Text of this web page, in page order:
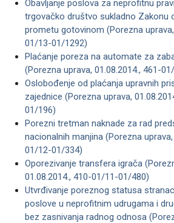
Obavljanje poslova za neprofitnu
trgovačko društvo sukladno Zakonu
prometu gotovinom (Porezna
01/13-01/1292)
Plaćanje poreza na automate za
(Porezna uprava, 01.08.2014., 461-
Oslobođenje od plaćanja upravnih
zajednice (Porezna uprava,
01/196)
Porezni tretman naknade za rad
nacionalnih manjina (Porezna
01/12-01/334)
Oporezivanje transfera igrača
01.08.2014., 410-01/11-01/480)
Utvrđivanje poreznog statusa
poslove u neprofitnim udrugama i
bez zasnivanja radnog odnosa